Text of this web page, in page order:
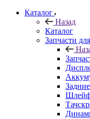
Каталог
Назад
Каталог
Запчасти